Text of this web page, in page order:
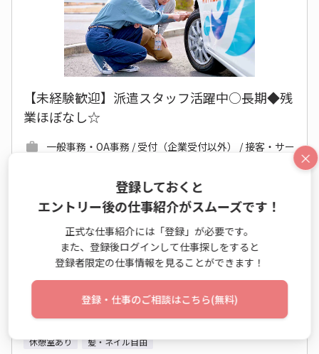
【未経験歓迎】派遣スタッフ活躍中○長期◆残
業ほぼなし☆
一般事務・OA事務 / 受付（企業受付以外） / 接客・サー
時給 1,550円～1,550円
月収例 248,000円+残業代
9:00～18:00 週5日 (木休み)
埼玉県 さいたま市緑区
ＪＲ武蔵野線 東浦和駅 他
2026年08月下旬～長期
開始日相談OK
休憩室あり
髪・ネイル自由
×
登録しておくと
エントリー後の仕事紹介がスムーズです！
正式な仕事紹介には「登録」が必要です。
また、登録後ログインして仕事探しをすると
登録者限定の仕事情報を見ることができます！
登録・仕事のご相談はこちら(無料)